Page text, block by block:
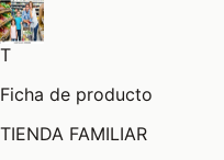
T
Ficha de producto
TIENDA FAMILIAR